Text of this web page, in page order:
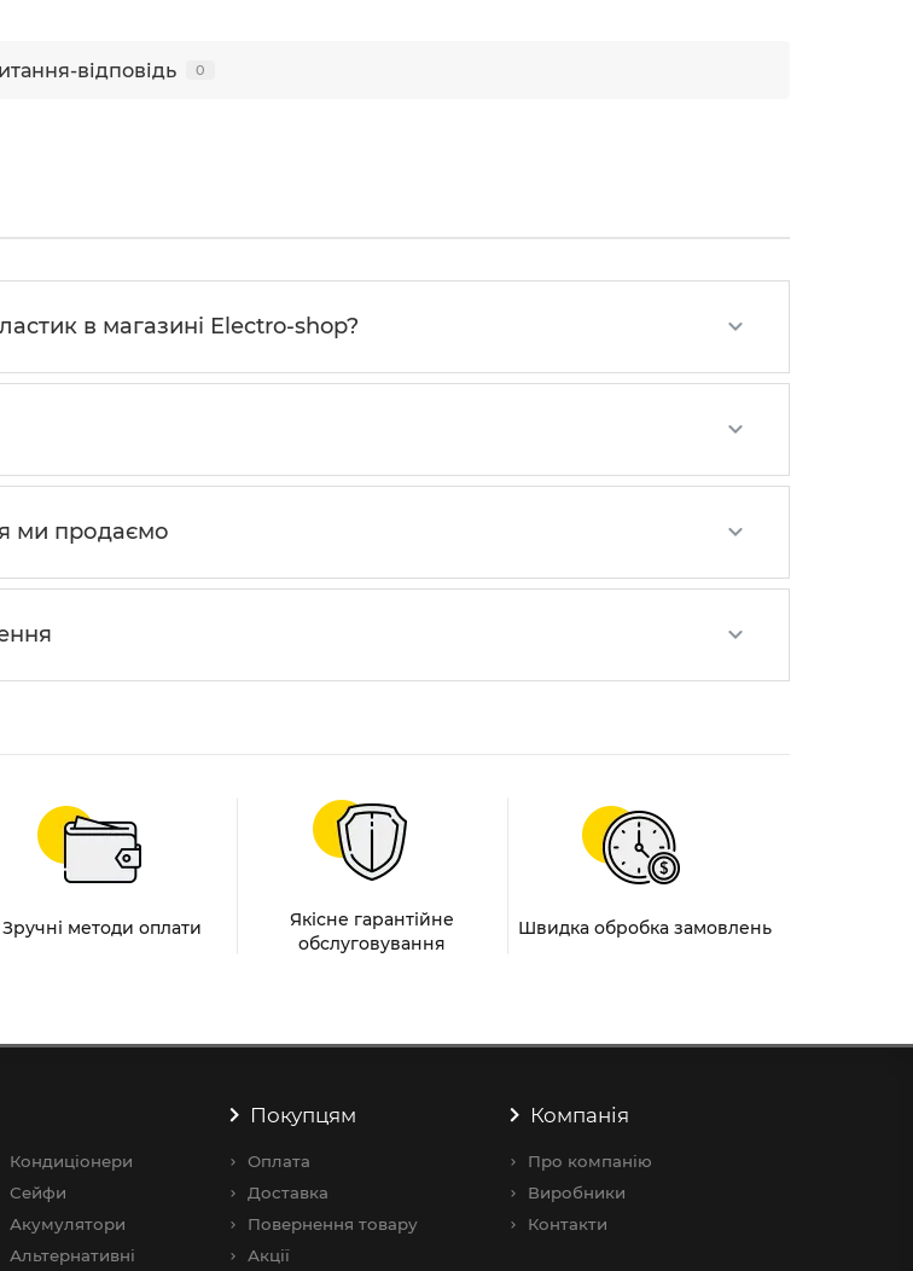
відповідь 0
в магазині Electro-shop?
ми продаємо
Зручні методи оплати
Якісне гарантійне
обслуговування
Швидка обробка замовлень
Кондиціонери
Сейфи
Акумулятори
Альтернативні
Покупцям
Оплата
Доставка
Повернення товару
Акції
Компанія
Про компанію
Виробники
Контакти